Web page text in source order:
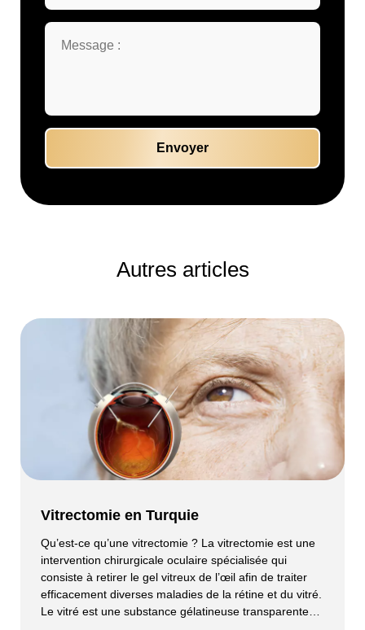
Autres articles
Vitrectomie en Turquie
Qu’est-ce qu’une vitrectomie ? La vitrectomie est une
intervention chirurgicale oculaire spécialisée qui
consiste à retirer le gel vitreux de l’œil afin de traiter
efficacement diverses maladies de la rétine et du vitré.
Le vitré est une substance gélatineuse transparente